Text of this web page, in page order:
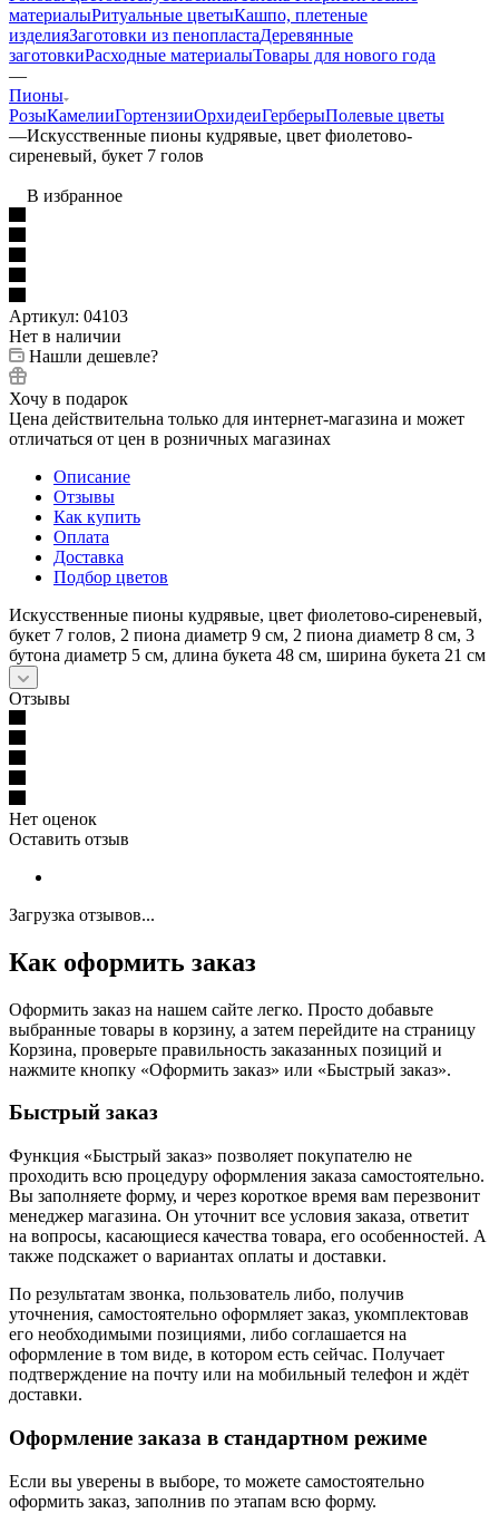
материалыРитуальные цветыКашпо, плетеные
изделияЗаготовки из пенопластаДеревянные
заготовкиРасходные материалыТовары для нового года
—
Пионы
РозыКамелииГортензииОрхидеиГерберыПолевые цветы
—Искусственные пионы кудрявые, цвет фиолетово-
сиреневый, букет 7 голов
В избранное
Артикул: 04103
Нет в наличии
Нашли дешевле?
Хочу в подарок
Цена действительна только для интернет-магазина и может
отличаться от цен в розничных магазинах
Описание
Отзывы
Как купить
Оплата
Доставка
Подбор цветов
Искусственные пионы кудрявые, цвет фиолетово-сиреневый,
букет 7 голов, 2 пиона диаметр 9 см, 2 пиона диаметр 8 см, 3
бутона диаметр 5 см, длина букета 48 см, ширина букета 21 см
Отзывы
Нет оценок
Оставить отзыв
Загрузка отзывов...
Как оформить заказ
Оформить заказ на нашем сайте легко. Просто добавьте
выбранные товары в корзину, а затем перейдите на страницу
Корзина, проверьте правильность заказанных позиций и
нажмите кнопку «Оформить заказ» или «Быстрый заказ».
Быстрый заказ
Функция «Быстрый заказ» позволяет покупателю не
проходить всю процедуру оформления заказа самостоятельно.
Вы заполняете форму, и через короткое время вам перезвонит
менеджер магазина. Он уточнит все условия заказа, ответит
на вопросы, касающиеся качества товара, его особенностей. А
также подскажет о вариантах оплаты и доставки.
По результатам звонка, пользователь либо, получив
уточнения, самостоятельно оформляет заказ, укомплектовав
его необходимыми позициями, либо соглашается на
оформление в том виде, в котором есть сейчас. Получает
подтверждение на почту или на мобильный телефон и ждёт
доставки.
Оформление заказа в стандартном режиме
Если вы уверены в выборе, то можете самостоятельно
оформить заказ, заполнив по этапам всю форму.